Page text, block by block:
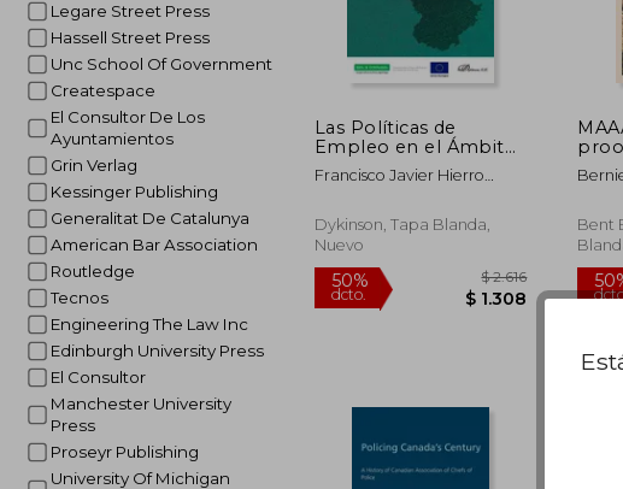
Legare Street Press
Hassell Street Press
Unc School Of Government
Createspace
El Consultor De Los
Ayuntamientos
Grin Verlag
Kessinger Publishing
Generalitat De Catalunya
American Bar Association
Routledge
Tecnos
Engineering The Law Inc
Edinburgh University Press
El Consultor
Manchester University
Press
Proseyr Publishing
University Of Michigan
Las Políticas de
Empleo en el Ámbito
Autonómico: Una
Visión Desde
Francisco Javier Hierro
Dykinson, Tapa Blanda,
Nuevo
Bent